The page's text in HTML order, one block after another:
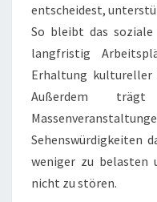
entscheidest,
So bleibt das
langfristig
Erhaltung kultureller
Außerdem
Sehenswürdigkeiten
weniger zu belasten
nicht zu stören.